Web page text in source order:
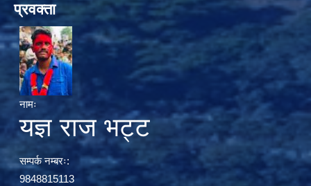
प्रवक्ता
नामः
यज्ञ राज भट्ट
सम्पर्क नम्बरः:
9848815113